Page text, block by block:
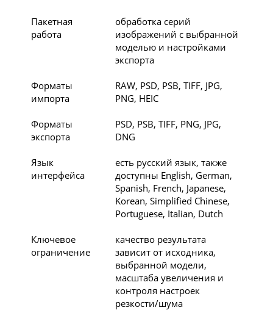
Пакетная
работа
обработка серий
изображений с выбранной
моделью и настройками
экспорта
Форматы
импорта
RAW, PSD, PSB, TIFF, JPG,
PNG, HEIC
Форматы
экспорта
PSD, PSB, TIFF, PNG, JPG,
DNG
Язык
интерфейса
есть русский язык, также
доступны English, German,
Spanish, French, Japanese,
Korean, Simplified Chinese,
Portuguese, Italian, Dutch
Ключевое
ограничение
качество результата
зависит от исходника,
выбранной модели,
масштаба увеличения и
контроля настроек
резкости/шума